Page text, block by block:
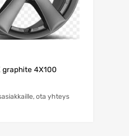
graphite 4X100
ota yhteys